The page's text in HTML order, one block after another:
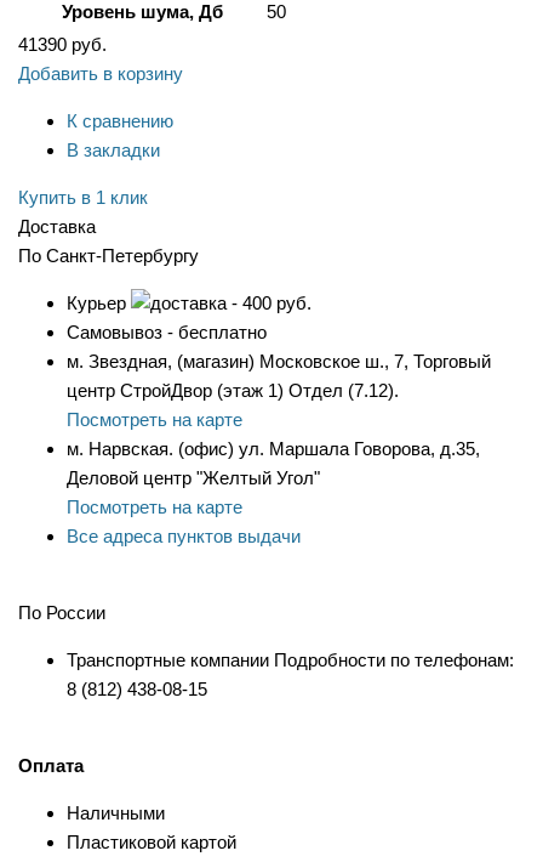
Уровень шума, Дб
50
41390 руб.
Добавить в корзину
К сравнению
В закладки
Купить в 1 клик
Доставка
По Санкт-Петербургу
Курьер
- 400 руб.
Самовывоз - бесплатно
м. Звездная, (магазин) Московское ш., 7, Торговый
центр СтройДвор (этаж 1) Отдел (7.12).
Посмотреть на карте
м. Нарвская. (офис) ул. Маршала Говорова, д.35,
Деловой центр "Желтый Угол"
Посмотреть на карте
Все адреса пунктов выдачи
По России
Транспортные компании Подробности по телефонам:
8 (812) 438-08-15
Оплата
Наличными
Пластиковой картой